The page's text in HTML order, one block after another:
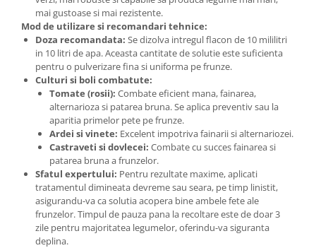
Plase plante
Pompa de apa curata/murdara
Pompa de stropit
Raticide
Spray si intretinere
Vinificatie
Lichidare STOC
Produse Bricolaj
Acumulatori si Incarcatoare
Baros / Ciocan / Topor
mai gustoase si mai rezistente.
Mod de utilizare si recomandari tehnice:
Doza recomandata: Se dizolva intregul flacon de 10 mililitri
in 10 litri de apa. Aceasta cantitate de solutie este suficienta
pentru o pulverizare fina si uniforma pe frunze.
Culturi si boli combatute:
Tomate (rosii): Combate eficient mana, fainarea,
alternarioza si patarea bruna. Se aplica preventiv sau la
aparitia primelor pete pe frunze.
Ardei si vinete: Excelent impotriva fainarii si alternariozei.
Castraveti si dovlecei: Combate cu succes fainarea si
patarea bruna a frunzelor.
Sfatul expertului: Pentru rezultate maxime, aplicati
tratamentul dimineata devreme sau seara, pe timp linistit,
asigurandu-va ca solutia acopera bine ambele fete ale
frunzelor. Timpul de pauza pana la recoltare este de doar 3
zile pentru majoritatea legumelor, oferindu-va siguranta
deplina.